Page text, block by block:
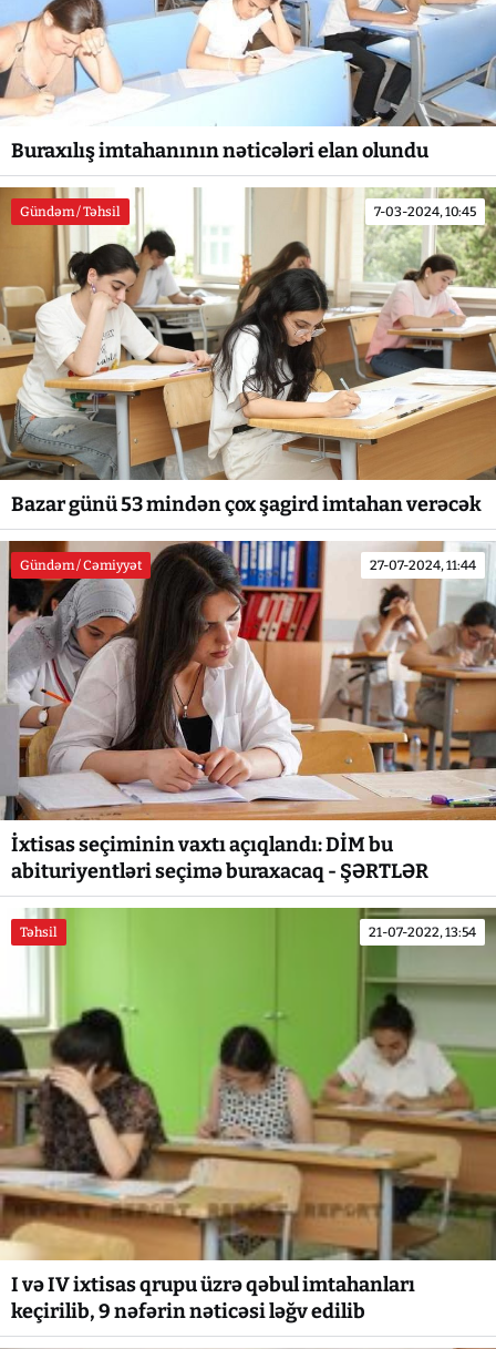
Buraxılış imtahanının nəticələri elan olundu
Gündəm / Təhsil 7-03-2024, 10:45
Bazar günü 53 mindən çox şagird imtahan verəcək
Gündəm / Cəmiyyət 27-07-2024, 11:44
İxtisas seçiminin vaxtı açıqlandı: DİM bu
abituriyentləri seçimə buraxacaq - ŞƏRTLƏR
Təhsil 21-07-2022, 13:54
I və IV ixtisas qrupu üzrə qəbul imtahanları
keçirilib, 9 nəfərin nəticəsi ləğv edilib